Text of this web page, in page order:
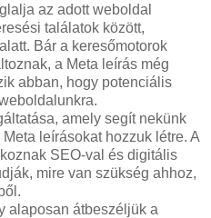
az adott weboldal
találatok között,
Bár a keresőmotorok
a Meta leírás még
abban, hogy potenciális
amely segít nekünk
leírásokat hozzuk létre. A
SEO-val és digitális
mire van szükség ahhoz,
alaposan átbeszéljük a